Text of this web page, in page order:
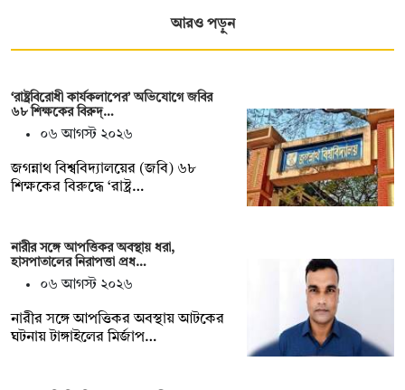
আরও পড়ুন
‘রাষ্ট্রবিরোধী কার্যকলাপের’ অভিযোগে জবির
৬৮ শিক্ষকের বিরুদ্…
০৬ আগস্ট ২০২৬
জগন্নাথ বিশ্ববিদ্যালয়ের (জবি) ৬৮
শিক্ষকের বিরুদ্ধে ‘রাষ্ট্র…
নারীর সঙ্গে আপত্তিকর অবস্থায় ধরা,
হাসপাতালের নিরাপত্তা প্রধ…
০৬ আগস্ট ২০২৬
নারীর সঙ্গে আপত্তিকর অবস্থায় আটকের
ঘটনায় টাঙ্গাইলের মির্জাপ…